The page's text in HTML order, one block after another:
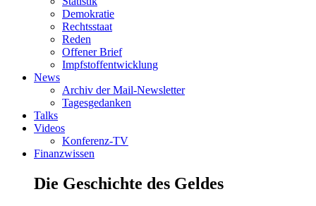
Demokratie
Rechtsstaat
Reden
Offener Brief
Impfstoffentwicklung
News
Archiv der Mail-Newsletter
Tagesgedanken
Talks
Videos
Konferenz-TV
Finanzwissen
Die Geschichte des Geldes